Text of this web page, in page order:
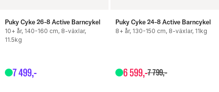
Puky Cyke 26-8 Active Barncykel
10+ år, 140-160 cm, 8-växlar,
11.5kg
7499,-
Puky Cyke 24-8 Active Barncykel
8+ år, 130-150 cm, 8-växlar, 11kg
6599,-7799,-